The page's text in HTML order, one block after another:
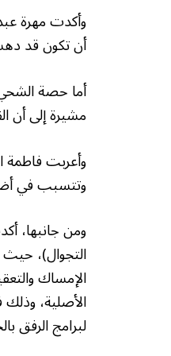
أن تكون قد
أما حصة
مشيرة إلى أن
وأعربت فاطمة
وتتسبب في
ومن جانبها،
التجوال)، حيث
الإمساك
الأصلية،
لبرامج الرفق